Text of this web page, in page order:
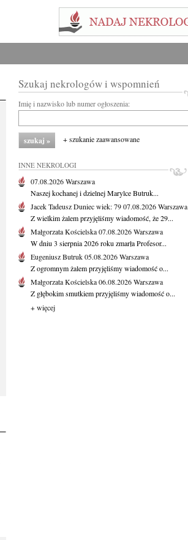
Szukaj nekrologów i wspomnień
Imię i nazwisko lub numer ogłoszenia:
+ szukanie zaawansowane
INNE NEKROLOGI
07.08.2026Warszawa
Naszej kochanej i dzielnej Marylce Butruk...
Jacek Tadeusz Duniecwiek: 7907.08.2026Warszawa
Z wielkim żalem przyjęliśmy wiadomość, że 29...
Małgorzata Kościelska07.08.2026Warszawa
W dniu 3 sierpnia 2026 roku zmarła Profesor...
Eugeniusz Butruk05.08.2026Warszawa
Z ogromnym żalem przyjęliśmy wiadomość o...
Małgorzata Kościelska06.08.2026Warszawa
Z głębokim smutkiem przyjęliśmy wiadomość o...
+ więcej